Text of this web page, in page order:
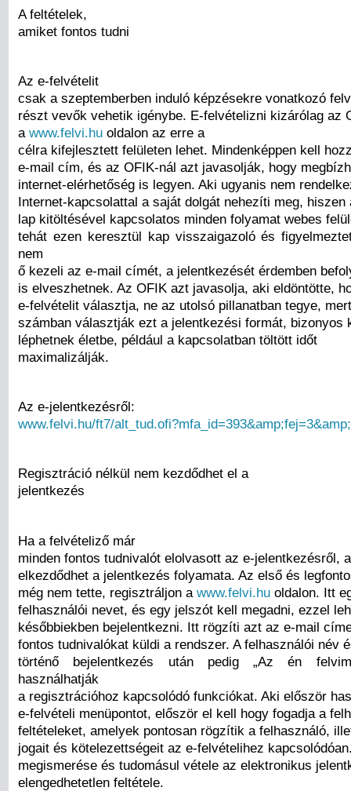
A feltételek,
amiket fontos tudni
Az e-felvételit
csak a szeptemberben induló képzésekre vonatkozó
részt vevők vehetik igénybe. E-felvételizni kizárólag az
a www.felvi.hu oldalon az erre a
célra kifejlesztett felületen lehet. Mindenképpen kell
e-mail cím, és az OFIK-nál azt javasolják, hogy
internet-elérhetőség is legyen. Aki ugyanis nem
Internet-kapcsolattal a saját dolgát nehezíti meg, hiszen
lap kitöltésével kapcsolatos minden folyamat webes
tehát ezen keresztül kap visszaigazoló és
nem
ő kezeli az e-mail címét, a jelentkezését érdemben
is elveszhetnek. Az OFIK azt javasolja, aki eldöntötte,
e-felvételit választja, ne az utolsó pillanatban tegye,
számban választják ezt a jelentkezési formát, bizonyos
léphetnek életbe, például a kapcsolatban töltött időt
maximalizálják.
Az e-jelentkezésről:
www.felvi.hu/ft7/
Regisztráció nélkül nem kezdődhet el a
jelentkezés
Ha a felvételiző már
minden fontos tudnivalót elolvasott az e-jelentkezésről,
elkezdődhet a jelentkezés folyamata. Az első és
még nem tette, regisztráljon a www.felvi.hu oldalon. Itt
felhasználói nevet, és egy jelszót kell megadni, ezzel
későbbiekben bejelentkezni. Itt rögzíti azt az e-mail
fontos tudnivalókat küldi a rendszer. A felhasználói név
történő bejelentkezés után pedig „Az én
használhatják
a regisztrációhoz kapcsolódó funkciókat. Aki először
e-felvételi menüpontot, először el kell hogy fogadja a
feltételeket, amelyek pontosan rögzítik a felhasználó,
jogait és kötelezettségeit az e-felvételihez
megismerése és tudomásul vétele az elektronikus
elengedhetetlen feltétele.